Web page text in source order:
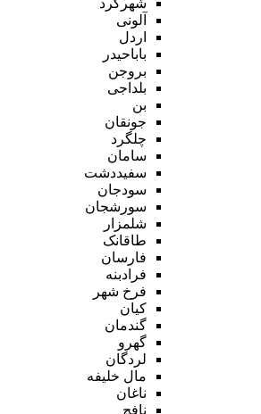
آلونی
اردل
باباحیدر
بروجن
بلداجی
بن
جونقان
چلگرد
سامان
سفیددشت
سودجان
سورشجان
شلمزار
طاقانک
فارسان
فرادبنه
فرخ شهر
کیان
گندمان
گهرو
لردگان
مال خلیفه
ناغان
نافچ